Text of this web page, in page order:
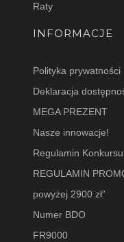
Raty
INFORMACJE
Polityka prywatności
Deklaracja
MEGA PREZENT
Nasze innowacje!
Regulamin
REGULAMIN
powyżej 2900 zł”
Numer BDO
FR9000